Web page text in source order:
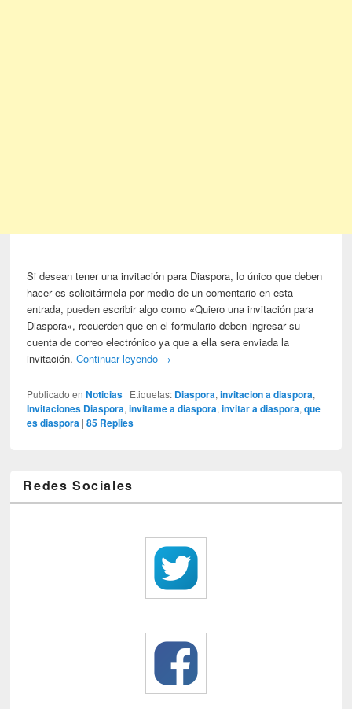
Si desean tener una invitación para Diaspora, lo único que deben
hacer es solicitármela por medio de un comentario en esta
entrada, pueden escribir algo como «Quiero una invitación para
Diaspora», recuerden que en el formulario deben ingresar su
cuenta de correo electrónico ya que a ella sera enviada la
invitación.Continuar leyendo →
Publicado en Noticias | Etiquetas: Diaspora,invitacion a diaspora,
Invitaciones Diaspora,invitame a diaspora,invitar a diaspora,que
es diaspora |85 Replies
Redes Sociales